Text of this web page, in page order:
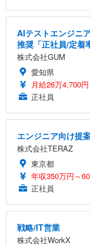
AIテストエンジニ
推奨「正社員/定着
株式会社GUM
愛知県
月給26万4,700
正社員
エンジニア向け提
株式会社TERAZ
東京都
年収350万円～
正社員
戦略/IT営業
株式会社WorkX